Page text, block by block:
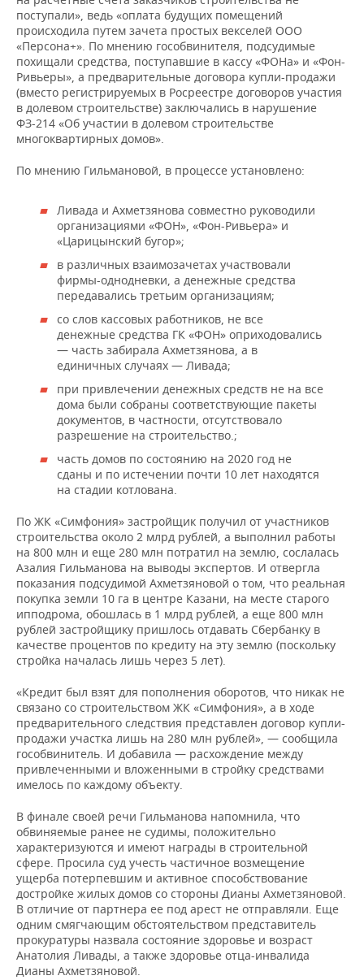
поступали», ведь «оплата будущих помещений
происходила путем зачета простых векселей ООО
«Персона+». По мнению гособвинителя, подсудимые
похищали средства, поступавшие в кассу «ФОНа» и «Фон-
Ривьеры», а предварительные договора купли-продажи
(вместо регистрируемых в Росреестре договоров участия
в долевом строительстве) заключались в нарушение
ФЗ-214 «Об участии в долевом строительстве
многоквартирных домов».
По мнению Гильмановой, в процессе установлено:
Ливада и Ахметзянова совместно руководили
организациями «ФОН», «Фон-Ривьера» и
«Царицынский бугор»;
в различных взаимозачетах участвовали
фирмы-однодневки, а денежные средства
передавались третьим организациям;
со слов кассовых работников, не все
денежные средства ГК «ФОН» оприходовались
— часть забирала Ахметзянова, а в
единичных случаях — Ливада;
при привлечении денежных средств не на все
дома были собраны соответствующие пакеты
документов, в частности, отсутствовало
разрешение на строительство.;
часть домов по состоянию на 2020 год не
сданы и по истечении почти 10 лет находятся
на стадии котлована.
По ЖК «Симфония» застройщик получил от участников
строительства около 2 млрд рублей, а выполнил работы
на 800 млн и еще 280 млн потратил на землю, сослалась
Азалия Гильманова на выводы экспертов. И отвергла
показания подсудимой Ахметзяновой о том, что реальная
покупка земли 10 га в центре Казани, на месте старого
ипподрома, обошлась в 1 млрд рублей, а еще 800 млн
рублей застройщику пришлось отдавать Сбербанку в
качестве процентов по кредиту на эту землю (поскольку
стройка началась лишь через 5 лет).
«Кредит был взят для пополнения оборотов, что никак не
связано со строительством ЖК «Симфония», а в ходе
предварительного следствия представлен договор купли-
продажи участка лишь на 280 млн рублей», — сообщила
гособвинитель. И добавила — расхождение между
привлеченными и вложенными в стройку средствами
имелось по каждому объекту.
В финале своей речи Гильманова напомнила, что
обвиняемые ранее не судимы, положительно
характеризуются и имеют награды в строительной
сфере. Просила суд учесть частичное возмещение
ущерба потерпевшим и активное способствование
достройке жилых домов со стороны Дианы Ахметзяновой.
В отличие от партнера ее под арест не отправляли. Еще
одним смягчающим обстоятельством представитель
прокуратуры назвала состояние здоровье и возраст
Анатолия Ливады, а также здоровье отца-инвалида
Дианы Ахметзяновой.